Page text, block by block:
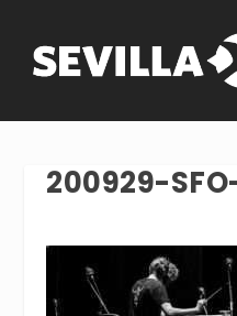
200929-